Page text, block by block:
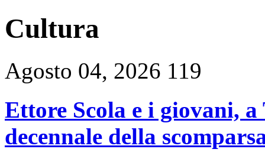
Cultura
Agosto 04, 2026 119
Ettore Scola e i giovani,
decennale della